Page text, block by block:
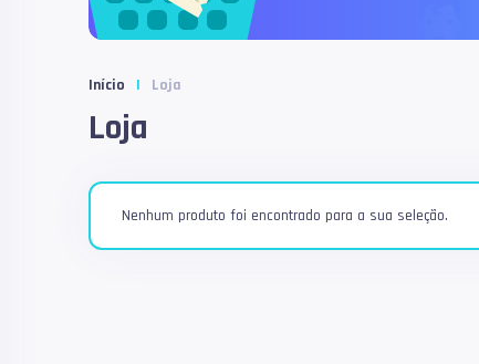
Início | Loja
Loja
Nenhum produto foi encontrado para a sua seleção.